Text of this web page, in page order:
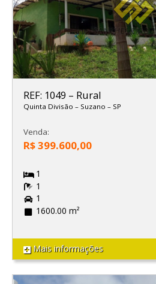
REF: 1049 – Rural
Quinta Divisão – Suzano – SP
Venda:
R$ 399.600,00
1
1
1
1600.00 m²
Mais informações